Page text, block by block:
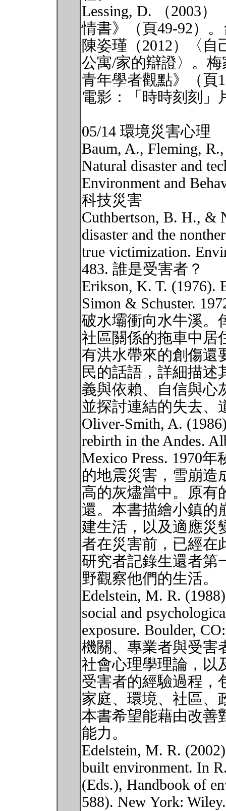
Lessing, D. （2003
情書》（頁49-92）
陳姿瑾（2012）〈
公寓/家的辯證〉。
青年學者觀點》（頁
電影：「時時刻刻」
05/14 環境災害心理
Baum, A., Fleming,
Natural disaster and
Environment and
科技災害
Cuthbertson, B. H., &
disaster and the
true victimization.
483. 誰是受害者？
Erikson, K. T. (1976).
Simon & Schuster.
破水壩衝向水牛溪。
社區關係的拖車中居
有洪水帶來的創傷還
民的話語，詳細描述
義與依賴、自信與心
並探討連結的失去、
Oliver-Smith, A.
rebirth in the Andes.
Mexico Press. 1970
的地震災害，雪崩造
高的灰燼當中。原有
還。本書描繪小鎮的
建生活，以及適應災
者在災害前，已經在
研究者記錄生還者第
野觀察他們的生活。
Edelstein, M. R.
social and
exposure. Boulder,
機關、專業者與受害
社會心理學理論，以
受害者的經驗過程，
家庭、環境、社區、
本書希望能藉由改善
能力。
Edelstein, M. R.
built environment. In
(Eds.), Handbook of
588). New York: Wiley.